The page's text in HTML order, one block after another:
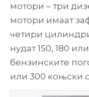
мотори – три
мотори имаат
четири
нудат 150, 180
бензинските
или 300 коњски